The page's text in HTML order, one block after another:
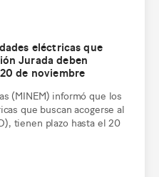
eléctricas que
Jurada deben
de noviembre
(MINEM) informó que los
que buscan acogerse al
tienen plazo hasta el 20